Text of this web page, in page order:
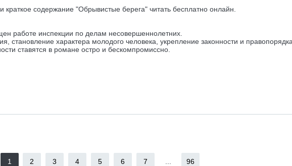
краткое содержание "Обрывистые берега" читать бесплатно онлайн.
работе инспекции по делам несовершеннолетних.
становление характера молодого человека, укрепление законности и
ставятся в романе остро и бескомпромиссно.
1 2 3 4 5 6 7 96